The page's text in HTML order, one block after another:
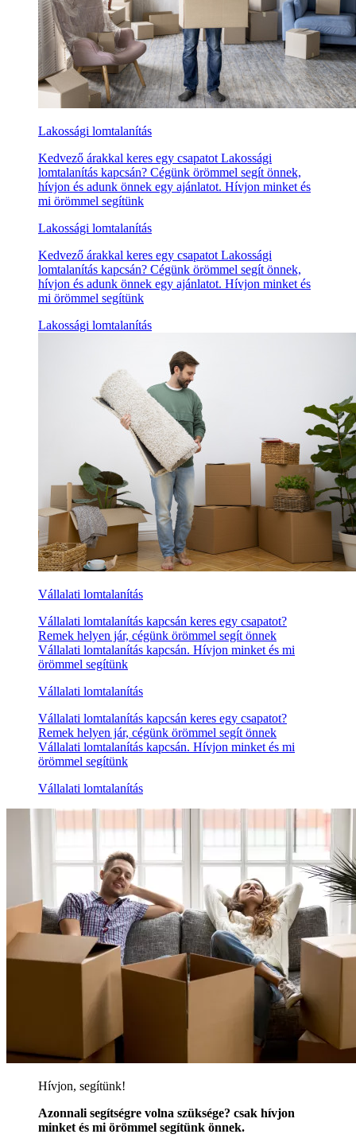
Lakossági lomtalanítás
Kedvező árakkal keres egy csapatot Lakossági
lomtalanítás kapcsán? Cégünk örömmel segít önnek,
hívjon és adunk önnek egy ajánlatot. Hívjon minket és
mi örömmel segítünk
Lakossági lomtalanítás
Kedvező árakkal keres egy csapatot Lakossági
lomtalanítás kapcsán? Cégünk örömmel segít önnek,
hívjon és adunk önnek egy ajánlatot. Hívjon minket és
mi örömmel segítünk
Lakossági lomtalanítás
Vállalati lomtalanítás
Vállalati lomtalanítás kapcsán keres egy csapatot?
Remek helyen jár, cégünk örömmel segít önnek
Vállalati lomtalanítás kapcsán. Hívjon minket és mi
örömmel segítünk
Vállalati lomtalanítás
Vállalati lomtalanítás kapcsán keres egy csapatot?
Remek helyen jár, cégünk örömmel segít önnek
Vállalati lomtalanítás kapcsán. Hívjon minket és mi
örömmel segítünk
Vállalati lomtalanítás
Hívjon, segítünk!
Azonnali segítségre volna szüksége? csak hívjon
minket és mi örömmel segítünk önnek.